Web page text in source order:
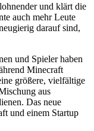
und klärt die
auch mehr Leute
darauf sind,
und Spieler haben
Minecraft
größere, vielfältige
aus
Das neue
und einem Startup